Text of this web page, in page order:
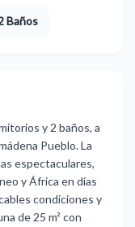
Baños
y 2 baños, a
Pueblo. La
espectaculares,
y África en días
condiciones y
de 25 m² con